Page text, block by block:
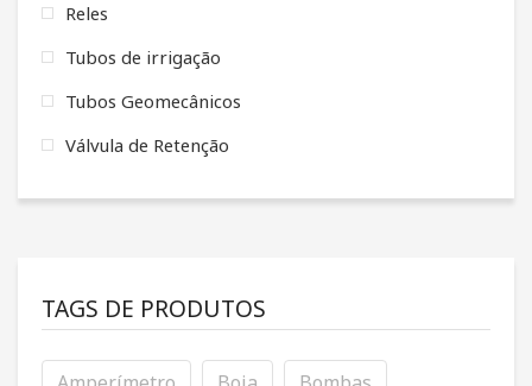
Reles
Tubos de irrigação
Tubos Geomecânicos
Válvula de Retenção
TAGS DE PRODUTOS